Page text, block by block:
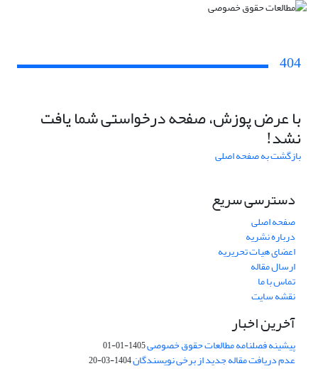
404
با عرض پوزش، صفحه درخواستی شما یافت
نشد!
بازگشت به صفحه اصلی
دسترسی سریع
صفحه اصلی
درباره نشریه
اعضای هیات تحریریه
ارسال مقاله
تماس با ما
نقشه سایت
آخرین اخبار
پیشینه فصلنامه مطالعات حقوق خصوصی1405-01-01
عدم دریافت مقاله جدید از برخی نویسندگان1404-03-20